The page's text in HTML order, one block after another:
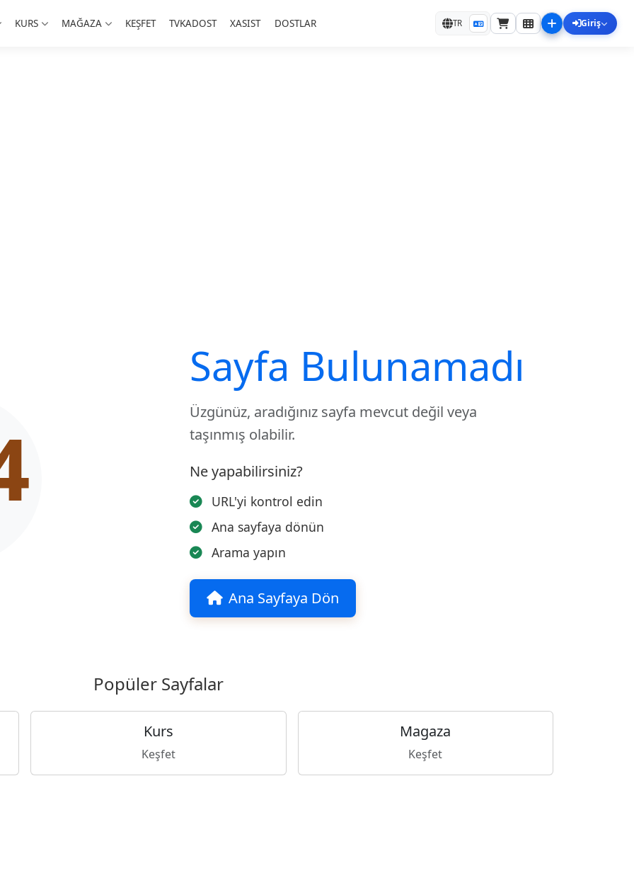
KURS MAĞAZA KEŞFET TVKADOST XASIST DOSTLAR TR Giriş
Sayfa Bulunamadı
Üzgünüz, aradığınız sayfa mevcut değil veya
taşınmış olabilir.
Ne yapabilirsiniz?
URL'yi kontrol edin
Ana sayfaya dönün
Arama yapın
Ana Sayfaya Dön
Popüler Sayfalar
Kurs
Keşfet
Magaza
Keşfet